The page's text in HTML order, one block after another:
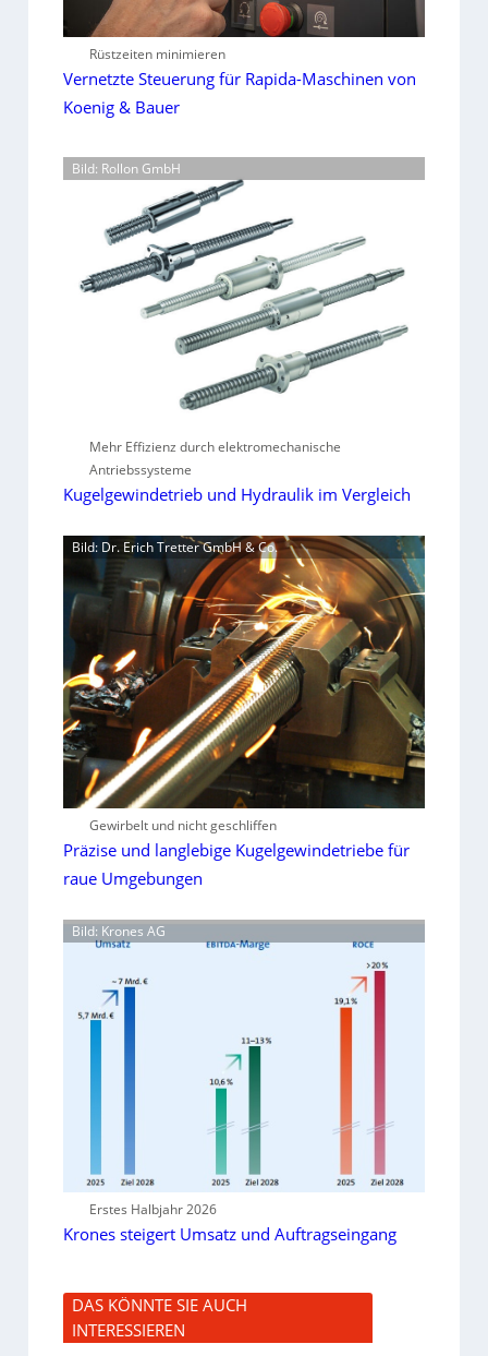
Rüstzeiten minimieren
Vernetzte Steuerung für Rapida-Maschinen von
Koenig & Bauer
Bild: Rollon GmbH
Mehr Effizienz durch elektromechanische
Antriebssysteme
Kugelgewindetrieb und Hydraulik im Vergleich
Bild: Dr. Erich Tretter GmbH & Co.
Gewirbelt und nicht geschliffen
Präzise und langlebige Kugelgewindetriebe für
raue Umgebungen
Bild: Krones AG
Erstes Halbjahr 2026
Krones steigert Umsatz und Auftragseingang
DAS KÖNNTE SIE AUCH
INTERESSIEREN